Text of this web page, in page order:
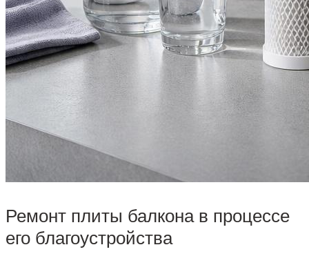
Ремонт плиты балкона в процессе
его благоустройства